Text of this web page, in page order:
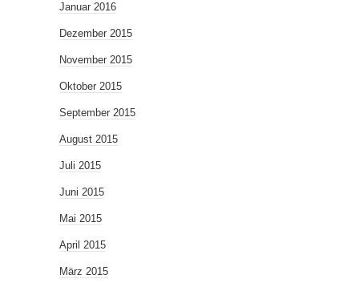
Januar 2016
Dezember 2015
November 2015
Oktober 2015
September 2015
August 2015
Juli 2015
Juni 2015
Mai 2015
April 2015
März 2015